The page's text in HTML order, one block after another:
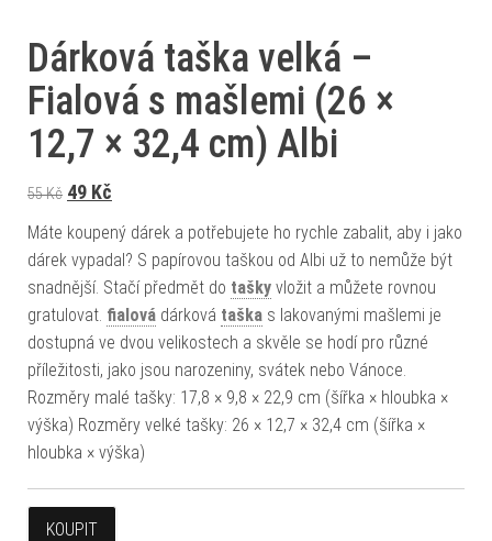
Dárková taška velká –
Fialová s mašlemi (26 ×
12,7 × 32,4 cm) Albi
55Kč Původní cena byla: 55 Kč.
49 Kč
Máte koupený dárek a potřebujete ho rychle zabalit, aby i jako
dárek vypadal? S papírovou taškou od Albi už to nemůže být
snadnější. Stačí předmět do tašky vložit a můžete rovnou
gratulovat. fialová dárková taška s lakovanými mašlemi je
dostupná ve dvou velikostech a skvěle se hodí pro různé
příležitosti, jako jsou narozeniny, svátek nebo Vánoce.
Rozměry malé tašky: 17,8 × 9,8 × 22,9 cm (šířka × hloubka ×
výška) Rozměry velké tašky: 26 × 12,7 × 32,4 cm (šířka ×
hloubka × výška)
KOUPIT